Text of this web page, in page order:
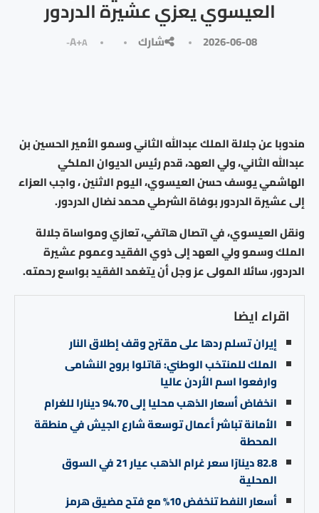
العيسوي يعزي عشيرة الدردور
2026-06-08 شارك A+A-
مندوبا عن جلالة الملك عبدالله الثاني وسمو الأمير الحسين بن
عبدالله الثاني، ولي العهد، قدم رئيس الديوان الملكي
الهاشمي يوسف حسن العيسوي، اليوم الاثنين ، واجب العزاء
إلى عشيرة الدردور بوفاة الشرطي محمد نضال الدردور.
ونقل العيسوي، في اتصال هاتفي، تعازي ومواساة جلالة
الملك وسمو ولي العهد إلى ذوي الفقيد وعموم عشيرة
الدردور، سائلا المولى عز وجل أن يتغمد الفقيد بواسع رحمته.
اقراء ايضا
إيران تسلم ردها على مقترح وقف إطلاق النار
الملك للمنتخب الوطني: قاتلوا بروح النشامى
وارفعوا اسم الأردن عاليا
انخفاض أسعار الذهب محليا إلى 94.70 دينارا للغرام
الأمانة تباشر أعمال توسعة شارع الجيش في منطقة
المحطة
82.8 دينارًا سعر غرام الذهب عيار 21 في السوق
المحلية
أسعار النفط تنخفض 10% مع فتح مضيق هرمز